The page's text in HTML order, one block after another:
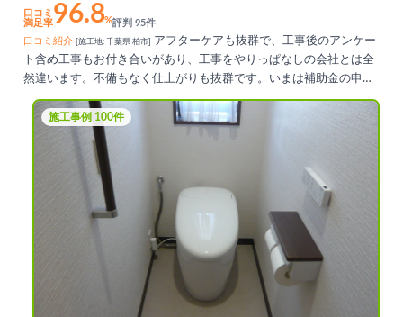
口コミ
満足率96.8%評判 95件
口コミ紹介
[施工地: 千葉県 柏市]
アフターケアも抜群で、工事後のアンケー
ト含め工事もお付き合いがあり、工事をやりっぱなしの会社とは全
然違います。不備もなく仕上がりも抜群です。いまは補助金の申請
を手伝っていただいています。補助金の申請について、市に問い合
わせても満足な回答をもらえなかったのにキャッツさんはその辺り
に知識もしっかりお持ちで、アドバイスを頂けました。
施工事例 100件